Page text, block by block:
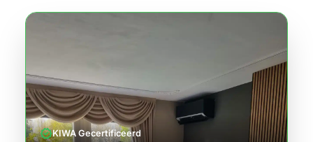
verifiedKIWA Gecertificeerd